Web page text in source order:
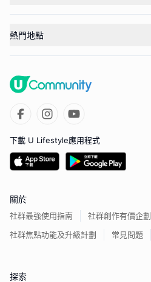
熱門地點
下載 U Lifestyle應用程式
關於
社群最強使用指南
社群創作有價企劃
社群焦點功能及升級計劃
常見問題
探索